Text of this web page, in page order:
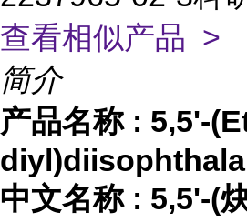
查看相似产品 >
简介
产品名称 : 5,5'-
中文名称 : 5,5'-(